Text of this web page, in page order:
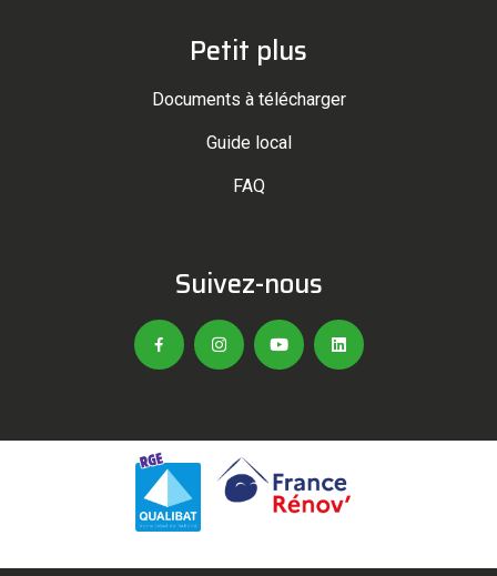
Petit plus
Documents à télécharger
Guide local
FAQ
Suivez-nous